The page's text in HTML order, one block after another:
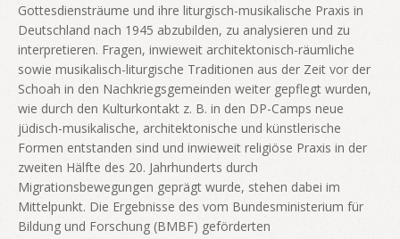
Gottesdiensträume und ihre liturgisch-musikalische Praxis in
Deutschland nach 1945 abzubilden, zu analysieren und zu
interpretieren. Fragen, inwieweit architektonisch-räumliche
sowie musikalisch-liturgische Traditionen aus der Zeit vor der
Schoah in den Nachkriegsgemeinden weiter gepflegt wurden,
wie durch den Kulturkontakt z. B. in den DP-Camps neue
jüdisch-musikalische, architektonische und künstlerische
Formen entstanden sind und inwieweit religiöse Praxis in der
zweiten Hälfte des 20. Jahrhunderts durch
Migrationsbewegungen geprägt wurde, stehen dabei im
Mittelpunkt. Die Ergebnisse des vom Bundesministerium für
Bildung und Forschung (BMBF) geförderten